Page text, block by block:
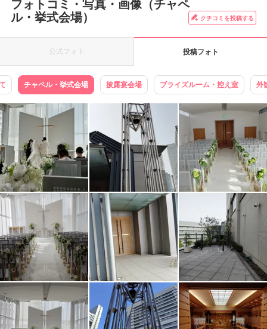
フォトコミ・写真・画像（チャペ
ル・挙式会場）
クチコミを投稿する
公式フォト 投稿フォト
チャペル・挙式会場 披露宴会場 ブライズルーム・控え室 外